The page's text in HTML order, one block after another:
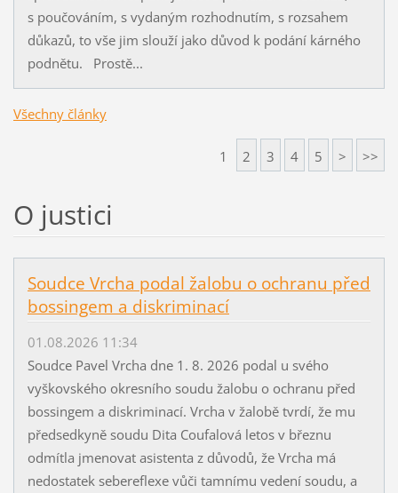
s poučováním, s vydaným rozhodnutím, s rozsahem
důkazů, to vše jim slouží jako důvod k podání kárného
podnětu. Prostě...
Všechny články
1 2 3 4 5 > >>
O justici
Soudce Vrcha podal žalobu o ochranu před
bossingem a diskriminací
01.08.2026 11:34
Soudce Pavel Vrcha dne 1. 8. 2026 podal u svého
vyškovského okresního soudu žalobu o ochranu před
bossingem a diskriminací. Vrcha v žalobě tvrdí, že mu
předsedkyně soudu Dita Coufalová letos v březnu
odmítla jmenovat asistenta z důvodů, že Vrcha má
nedostatek sebereflexe vůči tamnímu vedení soudu, a